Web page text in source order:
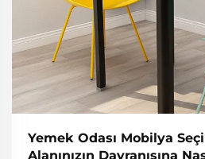
Yemek Odası Mobilya
Alanınızın Davranışına